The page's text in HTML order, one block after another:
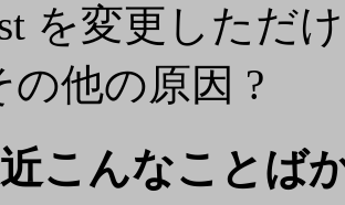
を変更しただ
の他の原因 ?
こんなことば